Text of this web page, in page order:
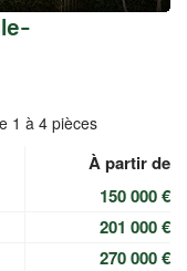
1 à 4 pièces
À partir de
150 000 €
201 000 €
270 000 €